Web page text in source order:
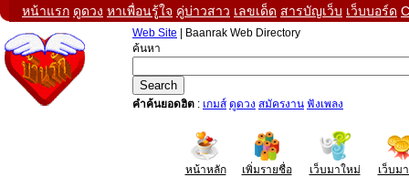
หน้าแรก ดูดวง หาเพื่อนรู้ใจ คู่บ่าวสาว เลขเด็ด สารบัญเว็บ เว็บบอร์ด
Web Site | Baanrak Web Directory
ค้นหา
คำค้นยอดฮิต : เกมส์ ดูดวง สมัครงาน ฟังเพลง
หน้าหลัก เพิ่มรายชื่อ เว็บมาใหม่ เว็บม